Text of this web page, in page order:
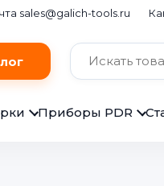
sales@galich-tools.ru
Приборы PDR